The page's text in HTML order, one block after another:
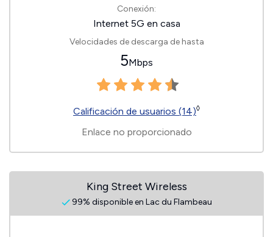
Conexión:
Internet 5G en casa
Velocidades de descarga de hasta
5Mbps
Calificación de usuarios (14)◊
Enlace no proporcionado
King Street Wireless
99% disponible en Lac du Flambeau